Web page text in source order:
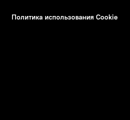
Политика использования Cookie